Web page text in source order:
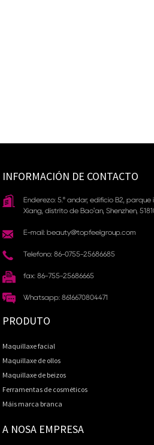
INFORMACIÓN DE CONTACTO
Enderezo: 5.º andar, edificio B2, parque
Xiang, distrito de Bao'an, Shenzhen,
E-mail: beauty@topfeelgroup.com
Teléfono: 86-0755-25686685
fax: 86-755-25686665
Whatsapp: 8616670804471
PRODUTO
Maquillaxe facial
Maquillaxe de ollos
Maquillaxe de beizos
Ferramentas de cosméticos
Máis marca branca
A NOSA EMPRESA